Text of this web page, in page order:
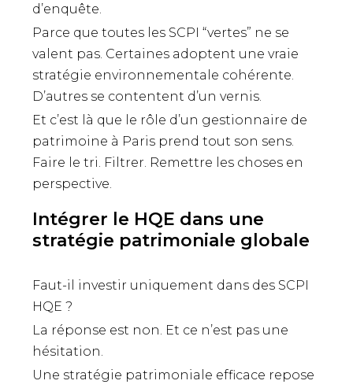
d’enquête.
Parce que toutes les SCPI “vertes” ne se
valent pas. Certaines adoptent une vraie
stratégie environnementale cohérente.
D’autres se contentent d’un vernis.
Et c’est là que le rôle d’un gestionnaire de
patrimoine à Paris prend tout son sens.
Faire le tri. Filtrer. Remettre les choses en
perspective.
Intégrer le HQE dans une
stratégie patrimoniale globale
Faut-il investir uniquement dans des SCPI
HQE ?
La réponse est non. Et ce n’est pas une
hésitation.
Une stratégie patrimoniale efficace repose